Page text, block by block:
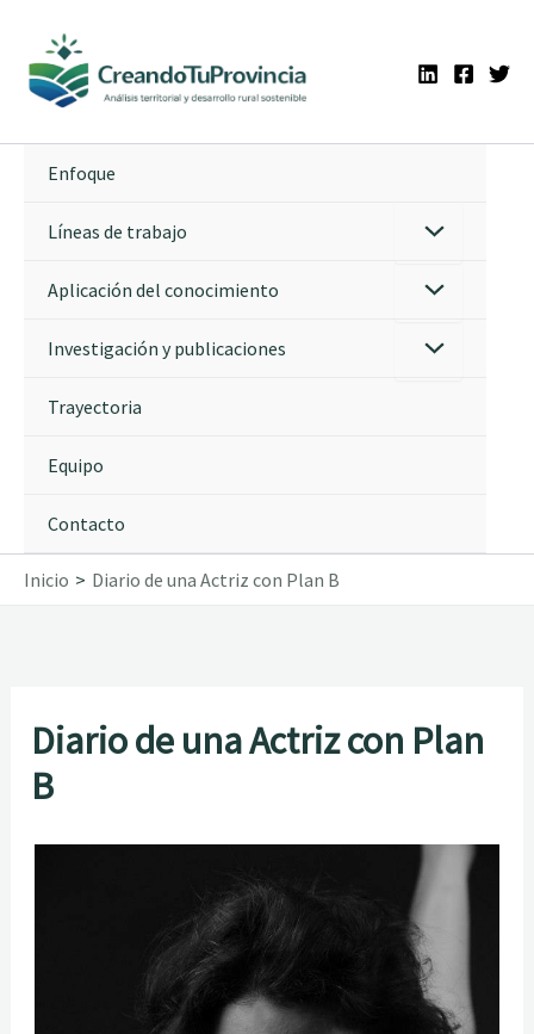
contenido
Enfoque
Líneas de trabajo
Aplicación del conocimiento
Investigación y publicaciones
Trayectoria
Equipo
Contacto
Inicio Diario de una Actriz con Plan B
Diario de una Actriz con Plan
B